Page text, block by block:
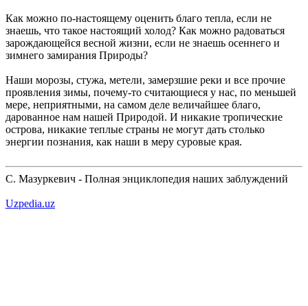
Как можно по-настоящему оценить благо тепла, если не
знаешь, что такое настоящий холод? Как можно радоваться
зарождающейся весной жизни, если не знаешь осеннего и
зимнего замирания Природы?
Наши морозы, стужа, метели, замерзшие реки и все прочие
проявления зимы, почему-то считающиеся у нас, по меньшей
мере, неприятными, на самом деле величайшее благо,
дарованное нам нашей Природой. И никакие тропические
острова, никакие теплые страны не могут дать столько
энергии познания, как наши в меру суровые края.
С. Мазуркевич - Полная энциклопедия наших заблуждений
Uzpedia.uz